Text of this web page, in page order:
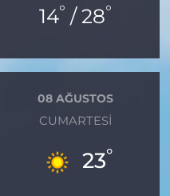
14° / 28°
08 AĞUSTOS
CUMARTESI
23°